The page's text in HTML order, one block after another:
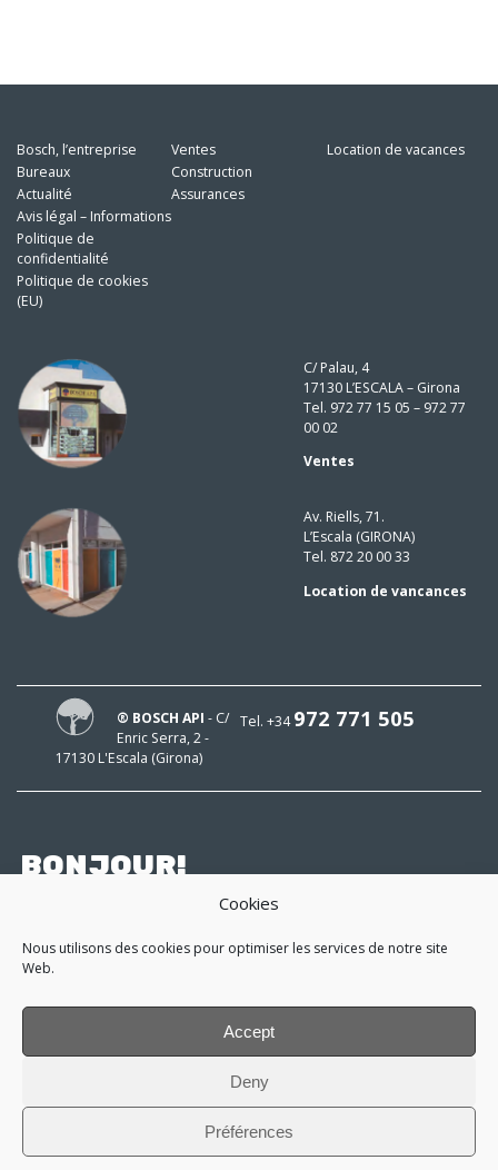
Cookies
Nous utilisons des cookies pour optimiser les services de notre site
Web.
Accept
Deny
Préférences
Bosch, l’entreprise
Bureaux
Actualité
Avis légal – Informations
Politique de
confidentialité
Politique de cookies
(EU)
Ventes
Construction
Assurances
Location de vacances
C/ Palau, 4
17130 L’ESCALA – Girona
Tel. 972 77 15 05 – 972 77
00 02
Ventes
Av. Riells, 71.
L’Escala (GIRONA)
Tel. 872 20 00 33
Location de vancances
Tel. +34972 771 505
® BOSCH API - C/
Enric Serra, 2 -
17130 L'Escala (Girona)
BONJOUR!
Mon courrier est
*J'ai lu et j'accepte lapolitique de
iglesiesassociats